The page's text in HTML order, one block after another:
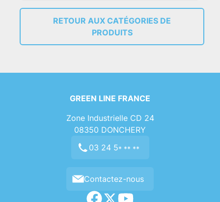
RETOUR AUX CATÉGORIES DE
PRODUITS
GREEN LINE FRANCE
Zone Industrielle CD 24
08350 DONCHERY
03 24 5* ** **
Contactez-nous